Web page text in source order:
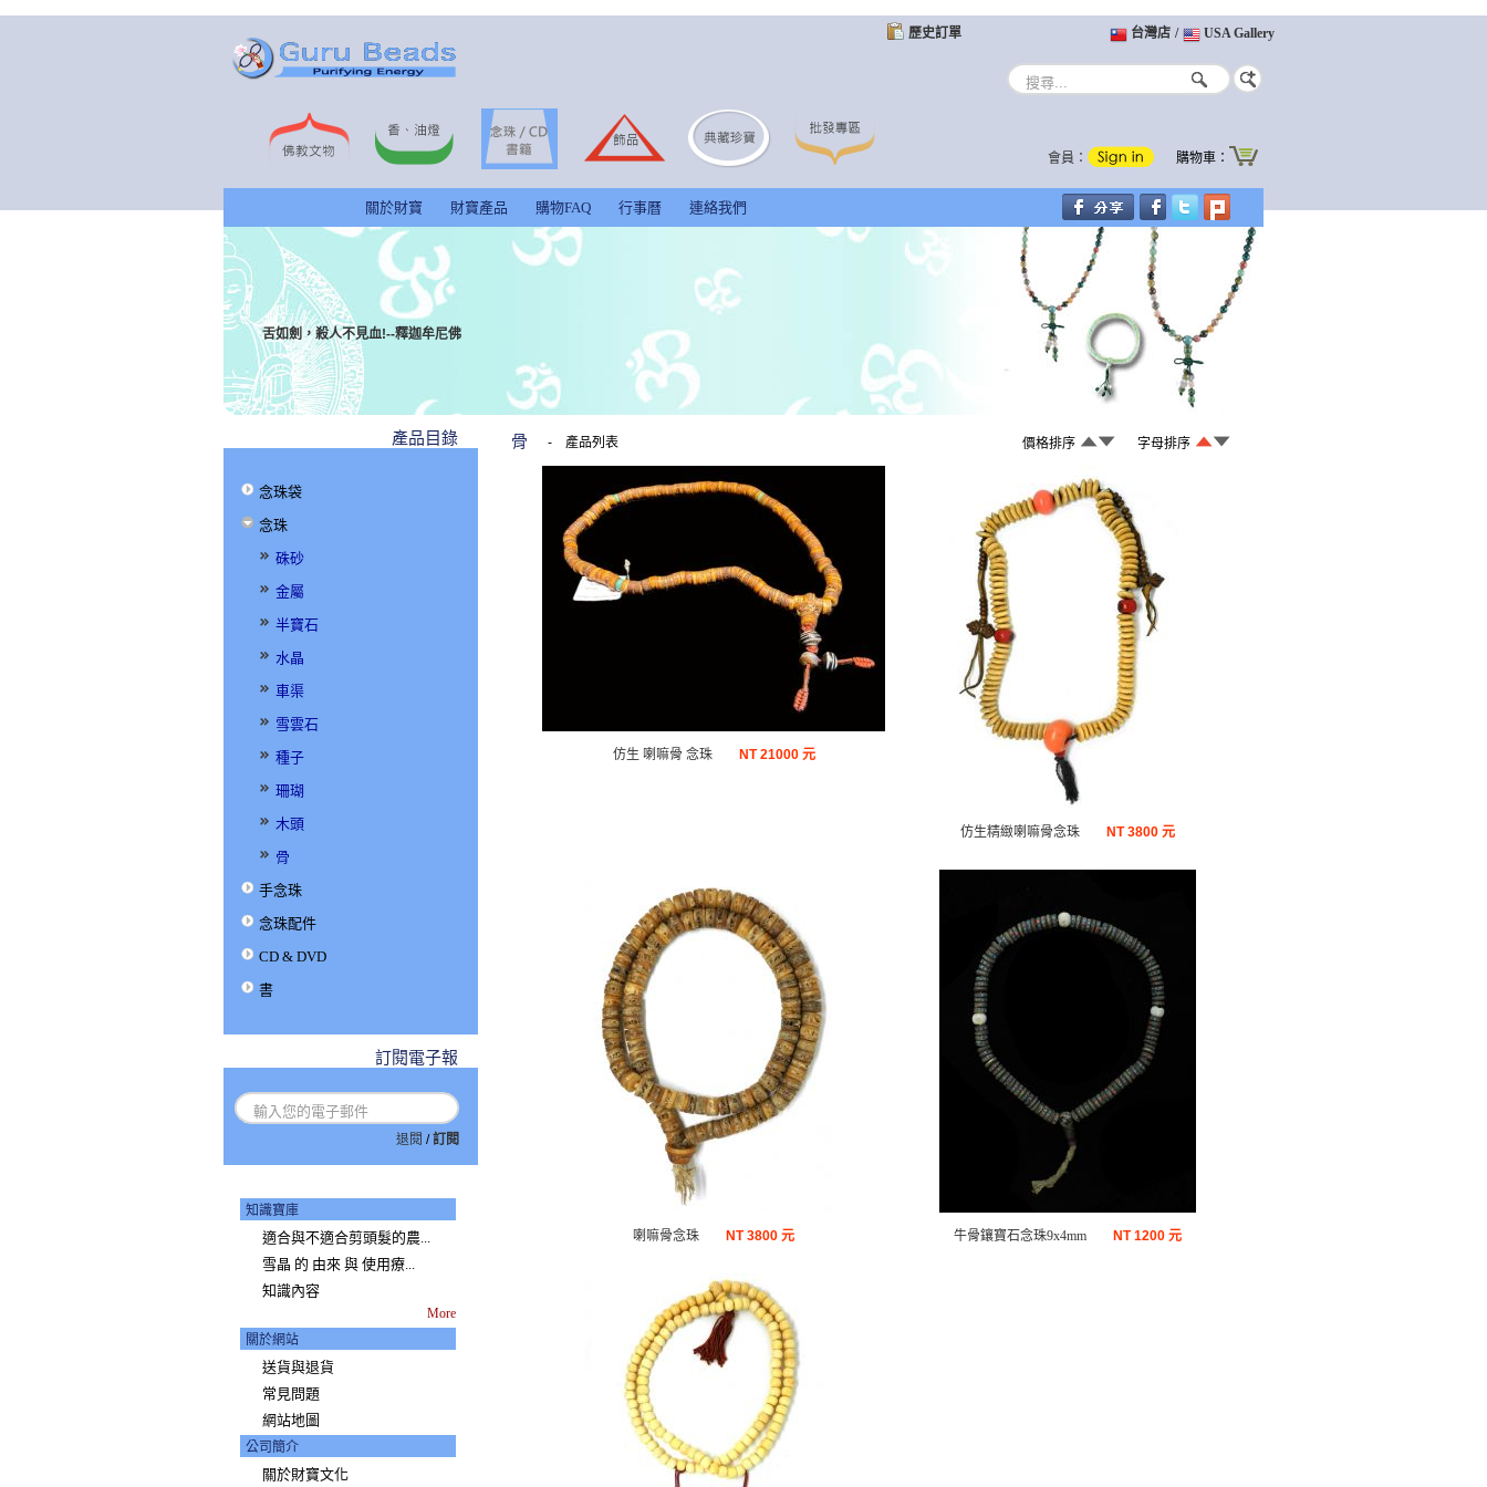
歷史訂單 USA Gallery
/
台灣店
會員： 購物車：
關於財寶 財寶產品 購物FAQ 行事曆 連絡我們
舌如劍，殺人不見血!--釋迦牟尼佛
產品目錄
念珠袋
念珠
硃砂
金屬
半寶石
水晶
車渠
雪雲石
種子
珊瑚
木頭
骨
手念珠
念珠配件
CD & DVD
書
訂閱電子報
退閱 /訂閱
知識寶庫
適合與不適合剪頭髮的農...
雪晶 的 由來 與 使用療...
知識內容
More
關於網站
送貨與退貨
常見問題
網站地圖
公司簡介
關於財寶文化
骨 - 產品列表 價格排序 字母排序
仿生 喇嘛骨 念珠 NT21000 元
仿生精緻喇嘛骨念珠 NT3800 元
喇嘛骨念珠 NT3800 元 牛骨鑲寶石念珠9x4mm NT1200 元